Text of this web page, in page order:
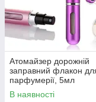
Атомайзер дорожній
заправний флакон
парфумерії, 5мл
В наявності